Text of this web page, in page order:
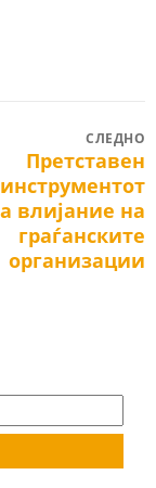
СЛЕДНО
Претставен
инструментот
влијание на
граѓанските
организации